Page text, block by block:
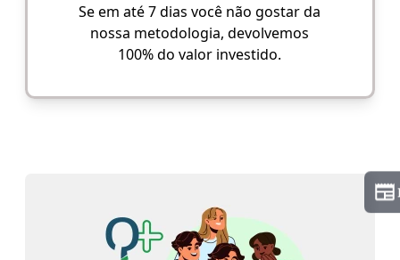
Se em até 7 dias você não gostar da
nossa metodologia, devolvemos
100% do valor investido.